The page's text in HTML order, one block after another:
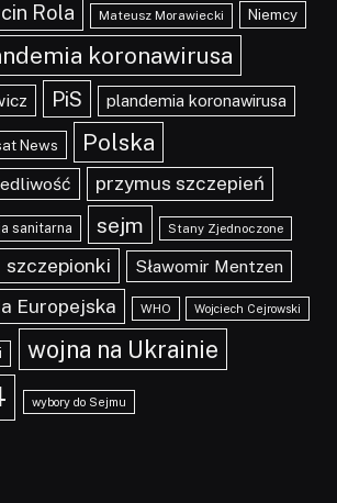
Rola Mateusz Morawiecki Niemcy
koronawirusa
PiS plandemia koronawirusa
News Polska
przymus szczepień
sanitarna sejm Stany Zjednoczone
szczepionki Sławomir Mentzen
Europejska WHO Wojciech Cejrowski
wojna na Ukrainie
wybory do Sejmu